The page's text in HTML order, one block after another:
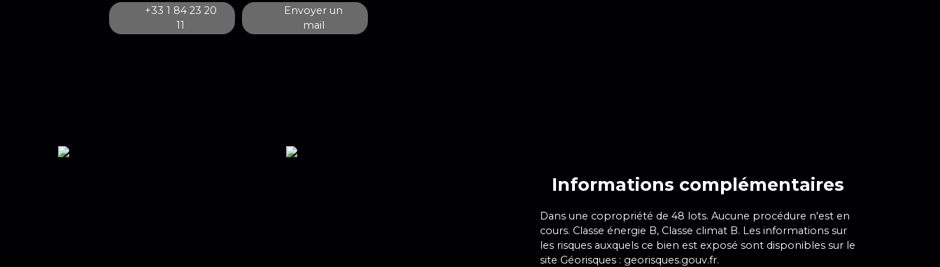
+33 1 84 23 20
11
Envoyer un
mail
Informations complémentaires
Dans une copropriété de 48 lots. Aucune procédure n'est en
cours. Classe énergie B, Classe climat B. Les informations sur
les risques auxquels ce bien est exposé sont disponibles sur le
site Géorisques : georisques.gouv.fr.